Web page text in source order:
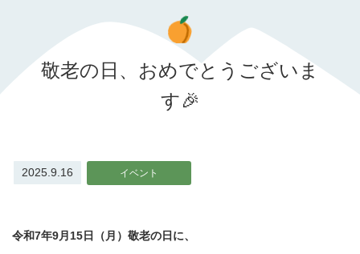
敬老の日、おめでとうございま
す🎉
2025.9.16 イベント
令和7年9月15日（月）敬老の日に、